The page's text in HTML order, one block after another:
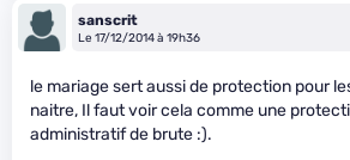
sanscrit
Le 17/12/2014 à 19h36
le mariage sert aussi de protection pour
naitre, Il faut voir cela comme une
administratif de brute :).